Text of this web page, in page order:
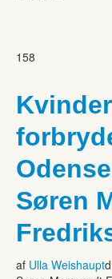
158
Søren
af Ulla Weishaupt